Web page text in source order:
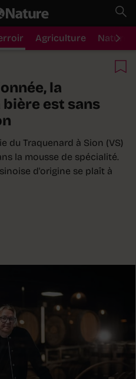
Agriculture Nature
la
est sans
du Traquenard à Sion (VS)
la mousse de spécialité.
d'origine se plaît à